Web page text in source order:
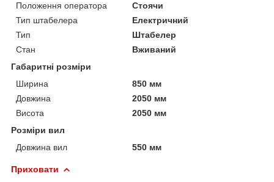
Положення оператора
Стоячи
Тип штабелера
Електричний
Тип
Штабелер
Стан
Вживаний
Габаритні розміри
Ширина
850 мм
Довжина
2050 мм
Висота
2050 мм
Розміри вил
Довжина вил
550 мм
Приховати